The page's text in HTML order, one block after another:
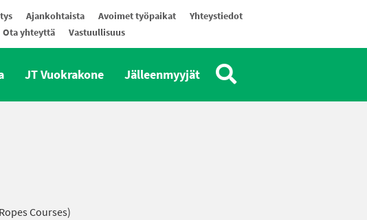
Ajankohtaista Avoimet työpaikat
Yhteystiedot
Ota yhteyttä
Vastuullisuus
JT Vuokrakone Jälleenmyyjät
Courses)